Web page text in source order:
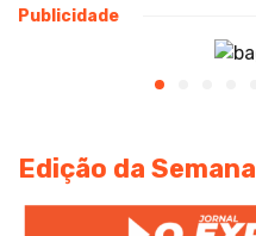
Publicidade
Edição da Semana